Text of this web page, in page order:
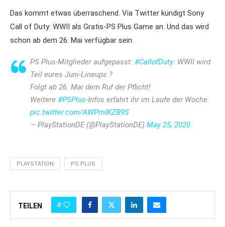
Das kommt etwas überraschend. Via Twitter kündigt Sony
Call of Duty: WWII als Gratis-PS Plus Game an. Und das wird
schon ab dem 26. Mai verfügbar sein.
PS Plus-Mitglieder aufgepasst: #CallofDuty: WWII wird
Teil eures Juni-Lineups ?
Folgt ab 26. Mai dem Ruf der Pflicht!
Weitere #PSPlus-Infos erfahrt ihr im Laufe der Woche.
pic.twitter.com/AWPmIKZB9S
— PlayStationDE (@PlayStationDE) May 25, 2020
PLAYSTATION PS PLUS
TEILEN 0